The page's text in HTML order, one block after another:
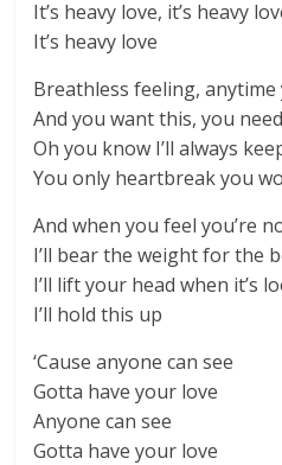
It’s heavy love, it’s heavy
It’s heavy love
Breathless feeling, anytime
And you want this, you
Oh you know I’ll always
You only heartbreak you
And when you feel you’re
I’ll bear the weight for the
I’ll lift your head when it’s
I’ll hold this up
‘Cause anyone can see
Gotta have your love
Anyone can see
Gotta have your love